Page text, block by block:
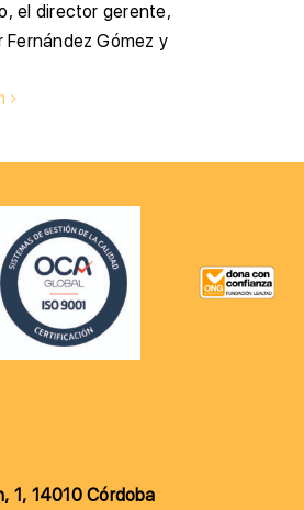
el director gerente,
Fernández Gómez y
1, 14010 Córdoba